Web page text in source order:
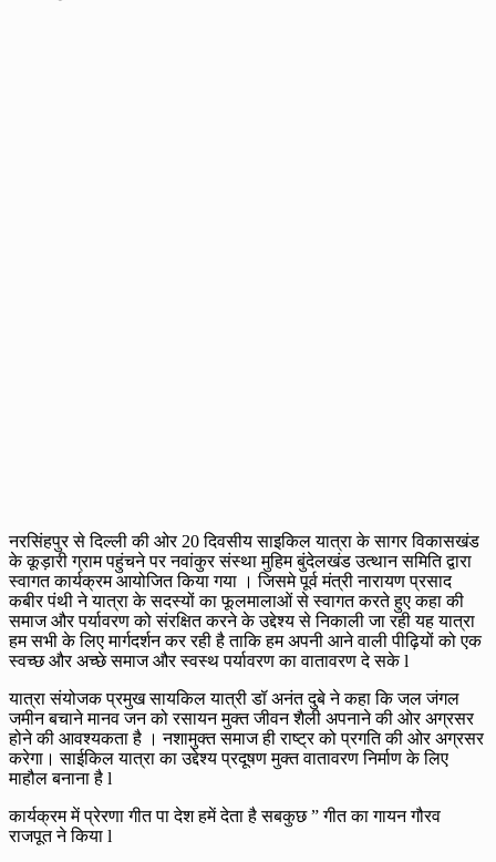
नरसिंहपुर से दिल्ली की ओर 20 दिवसीय साइकिल यात्रा के सागर विकासखंड
के कूड़ारी ग्राम पहुंचने पर नवांकुर संस्था मुहिम बुंदेलखंड उत्थान समिति द्वारा
स्वागत कार्यक्रम आयोजित किया गया । जिसमे पूर्व मंत्री नारायण प्रसाद
कबीर पंथी ने यात्रा के सदस्यों का फूलमालाओं से स्वागत करते हुए कहा की
समाज और पर्यावरण को संरक्षित करने के उद्देश्य से निकाली जा रही यह यात्रा
हम सभी के लिए मार्गदर्शन कर रही है ताकि हम अपनी आने वाली पीढ़ियों को एक
स्वच्छ और अच्छे समाज और स्वस्थ पर्यावरण का वातावरण दे सके l
यात्रा संयोजक प्रमुख सायकिल यात्री डॉ अनंत दुबे ने कहा कि जल जंगल
जमीन बचाने मानव जन को रसायन मुक्त जीवन शैली अपनाने की ओर अग्रसर
होने की आवश्यकता है । नशामुक्त समाज ही राष्ट्र को प्रगति की ओर अग्रसर
करेगा। साईकिल यात्रा का उद्देश्य प्रदूषण मुक्त वातावरण निर्माण के लिए
माहौल बनाना है l
कार्यक्रम में प्रेरणा गीत पा देश हमें देता है सबकुछ ” गीत का गायन गौरव
राजपूत ने किया l